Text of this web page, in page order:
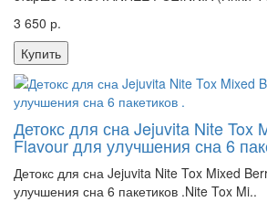
3 650 р.
Купить
Детокс для сна Jejuvita Nite Tox
Flavour для улучшения сна 6
Детокс для сна Jejuvita Nite Tox Mixed
улучшения сна 6 пакетиков .Nite Tox Mi..